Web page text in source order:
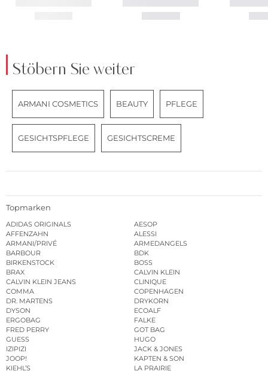
Stöbern Sie weiter
ARMANI COSMETICS BEAUTY PFLEGE
GESICHTSPFLEGE GESICHTSCREME
Topmarken
ADIDAS ORIGINALS
AESOP
AFFENZAHN
ALESSI
ARMANI/PRIVÉ
ARMEDANGELS
BARBOUR
BDK
BIRKENSTOCK
BOSS
BRAX
CALVIN KLEIN
CALVIN KLEIN JEANS
CLINIQUE
COMMA
COPENHAGEN
DR. MARTENS
DRYKORN
DYSON
ECOALF
ERGOBAG
FALKE
FRED PERRY
GOT BAG
GUESS
HUGO
IZIPIZI
JACK & JONES
JOOP!
KAPTEN & SON
KIEHL’S
LA PRAIRIE